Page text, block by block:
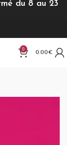
0
0.00€
du 8 au 23